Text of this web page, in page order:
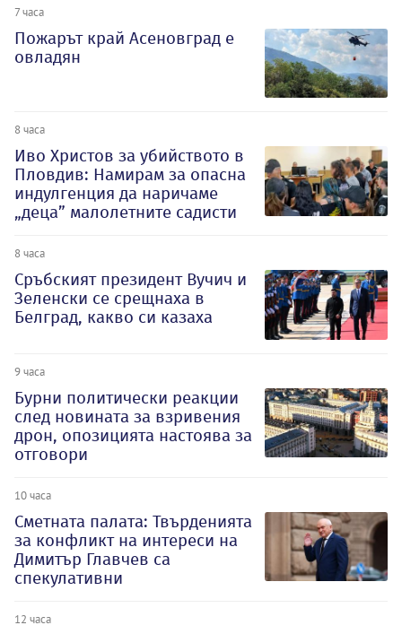
7 часа
Пожарът край Асеновград е
овладян
8 часа
Иво Христов за убийството в
Пловдив: Намирам за опасна
индулгенция да наричаме
„деца” малолетните садисти
8 часа
Сръбският президент Вучич и
Зеленски се срещнаха в
Белград, какво си казаха
9 часа
Бурни политически реакции
след новината за взривения
дрон, опозицията настоява за
отговори
10 часа
Сметната палата: Твърденията
за конфликт на интереси на
Димитър Главчев са
спекулативни
12 часа